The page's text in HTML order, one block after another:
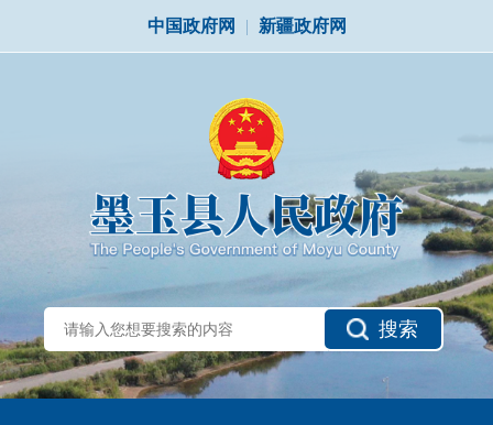
中国政府网 | 新疆政府网
搜索